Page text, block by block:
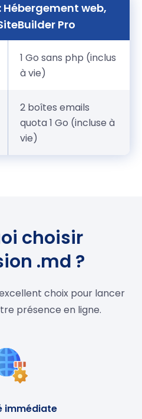
Hébergement web,
Pro
1 Go sans php (inclus
à vie)
2 boîtes emails
quota 1 Go (incluse à
vie)
choisir
.md ?
choix pour lancer
présence en ligne.
immédiate